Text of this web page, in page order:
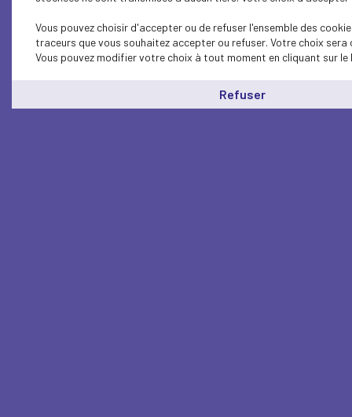
Vous pouvez choisir d'accepter ou de refuser l'ensemble des
traceurs que vous souhaitez accepter ou refuser. Votre choix
Vous pouvez modifier votre choix à tout moment en cliquant sur le
Refuser